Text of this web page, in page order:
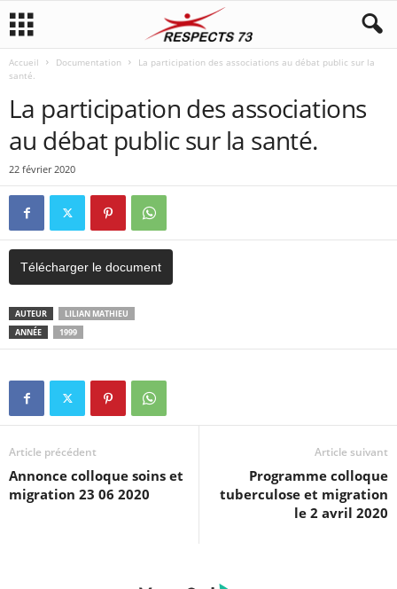
Accueil Documentation
La participation des associations au débat public sur la
santé.
La participation des associations
au débat public sur la santé.
22 février 2020
Télécharger le document
AUTEUR
LILIAN MATHIEU
ANNÉE
1999
Article précédent
Annonce colloque soins et
migration 23 06 2020
Article suivant
Programme colloque
tuberculose et migration
le 2 avril 2020